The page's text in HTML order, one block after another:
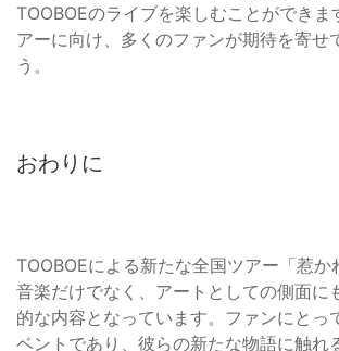
TOOBOEのライブを楽しむことができま
アーに向け、多くのファンが期待を寄せ
う。
おわりに
TOOBOEによる新たな全国ツアー「惹か
音楽だけでなく、アートとしての側面に
的な内容となっています。ファンにとっ
ベントであり、彼らの新たな物語に触れ